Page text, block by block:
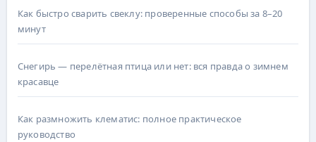
Как быстро сварить свеклу: проверенные способы за 8–20
минут
Снегирь — перелётная птица или нет: вся правда о зимнем
красавце
Как размножить клематис: полное практическое
руководство